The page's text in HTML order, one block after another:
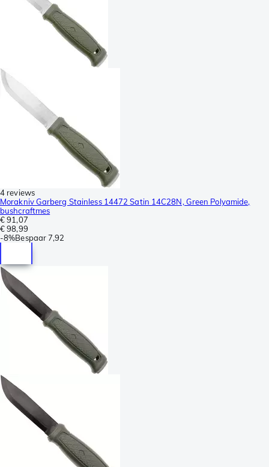
4 reviews
Morakniv Garberg Stainless 14472 Satin 14C28N, Green Polyamide,
bushcraftmes
€ 91,07
€ 98,99
-8%Bespaar7,92